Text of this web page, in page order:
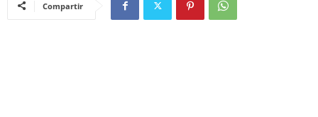
Compartir